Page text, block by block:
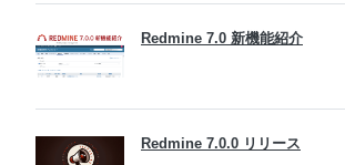
Redmine 7.0 新機能紹介
Redmine 7.0.0 リリース